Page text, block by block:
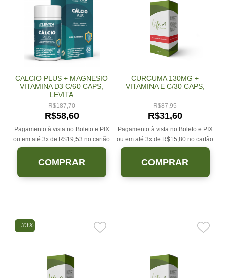
CALCIO PLUS + MAGNESIO
VITAMINA D3 C/60 CAPS,
LEVITA
R$187,70
R$58,60
Pagamento à vista no Boleto e PIX
ou em até 3x de R$19,53 no cartão
sem juros.
COMPRAR
CURCUMA 130MG +
VITAMINA E C/30 CAPS,
R$87,95
R$31,60
Pagamento à vista no Boleto e PIX
ou em até 3x de R$15,80 no cartão
sem juros.
COMPRAR
33%